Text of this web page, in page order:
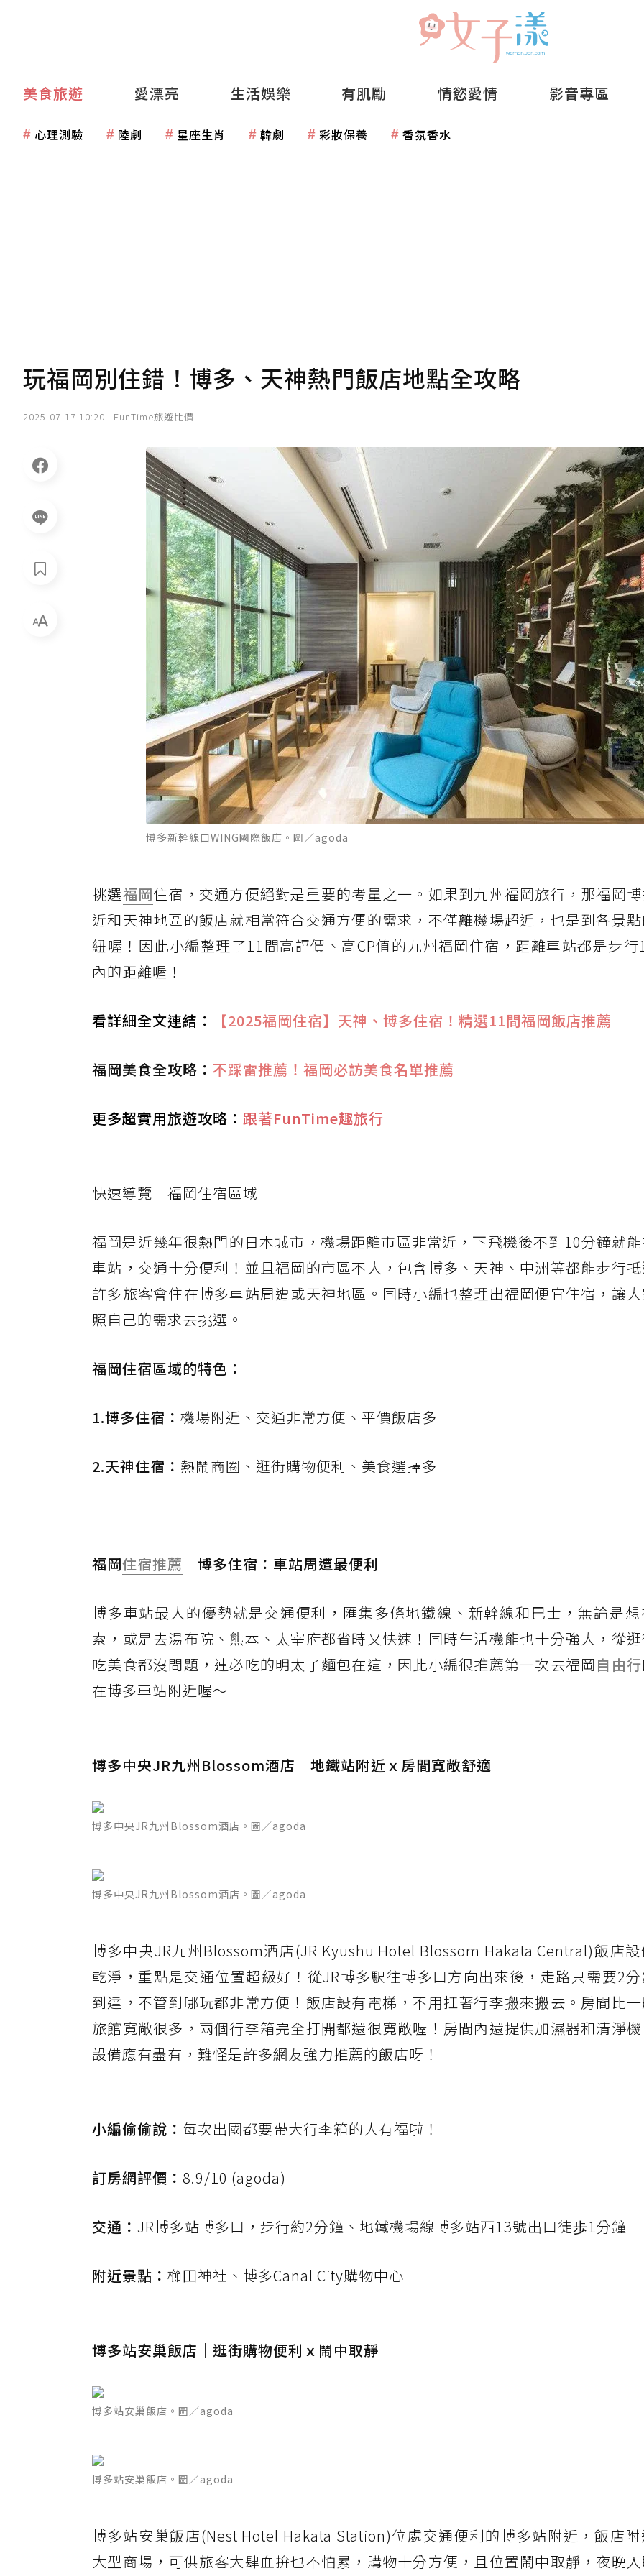
美食旅遊 愛漂亮 生活娛樂 有肌勵 情慾愛情 影音專區
心理測驗 陸劇 星座生肖 韓劇 彩妝保養 香氛香水
玩福岡別住錯！博多、天神熱門飯店地點全攻略
2025-07-17 10:20 FunTime旅遊比價
博多新幹線口WING國際飯店。圖／agoda
挑選福岡住宿，交通方便絕對是重要的考量之一。如果到九州福岡旅行，那福岡
近和天神地區的飯店就相當符合交通方便的需求，不僅離機場超近，也是到各景
紐喔！因此小編整理了11間高評價、高CP值的九州福岡住宿，距離車站都是步
內的距離喔！
看詳細全文連結： 【2025福岡住宿】天神、博多住宿！精選11間福岡飯店推薦
福岡美食全攻略： 不踩雷推薦！福岡必訪美食名單推薦
更多超實用旅遊攻略： 跟著FunTime趣旅行
快速導覽｜福岡住宿區域
福岡是近幾年很熱門的日本城市，機場距離市區非常近，下飛機後不到10分鐘就
車站，交通十分便利！並且福岡的市區不大，包含博多、天神、中洲等都能步行
許多旅客會住在博多車站周遭或天神地區。同時小編也整理出福岡便宜住宿，讓
照自己的需求去挑選。
福岡住宿區域的特色：
1.博多住宿： 機場附近、交通非常方便、平價飯店多
2.天神住宿： 熱鬧商圈、逛街購物便利、美食選擇多
福岡住宿推薦 ｜博多住宿：車站周遭最便利
博多車站最大的優勢就是交通便利，匯集多條地鐵線、新幹線和巴士，無論是
索，或是去湯布院、熊本、太宰府都省時又快速！同時生活機能也十分強大，從
吃美食都沒問題，連必吃的明太子麵包在這，因此小編很推薦第一次去福岡自由行
在博多車站附近喔～
博多中央JR九州Blossom酒店｜地鐵站附近ｘ房間寬敞舒適
博多中央JR九州Blossom酒店。圖／agoda
博多中央JR九州Blossom酒店。圖／agoda
博多中央JR九州Blossom酒店(JR Kyushu Hotel Blossom Hakata Central)飯店
乾淨，重點是交通位置超級好！從JR博多駅往博多口方向出來後，走路只需要2
到達，不管到哪玩都非常方便！飯店設有電梯，不用扛著行李搬來搬去。房間比
旅館寬敞很多，兩個行李箱完全打開都還很寬敞喔！房間內還提供加濕器和清淨
設備應有盡有，難怪是許多網友強力推薦的飯店呀！
小編偷偷說： 每次出國都要帶大行李箱的人有福啦！
訂房網評價： 8.9/10 (agoda)
交通： JR博多站博多口，步行約2分鐘、地鐵機場線博多站西13號出口徒歩1分鐘
附近景點： 櫛田神社、博多Canal City購物中心
博多站安巢飯店｜逛街購物便利ｘ鬧中取靜
博多站安巢飯店。圖／agoda
博多站安巢飯店。圖／agoda
博多站安巢飯店(Nest Hotel Hakata Station)位處交通便利的博多站附近，飯店
大型商場，可供旅客大肆血拚也不怕累，購物十分方便，且位置鬧中取靜，夜晚